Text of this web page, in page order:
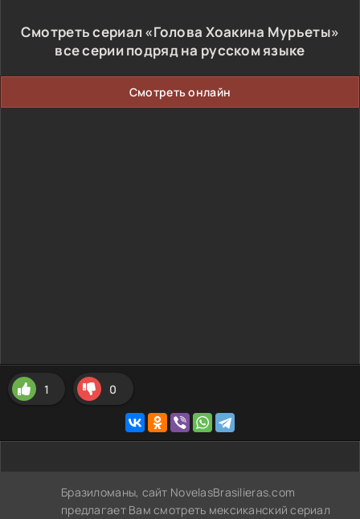
Смотреть сериал «Голова Хоакина Мурьеты»
все серии подряд на русском языке
Смотреть онлайн
1 0
Бразиломаны, сайт NovelasBrasilieras.com
предлагает Вам смотреть мексиканский сериал